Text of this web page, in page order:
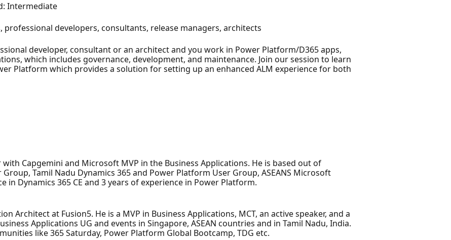
Intermediate
developers, consultants, release managers, architects
developer, consultant or an architect and you work in Power Platform/D365 apps,
which includes governance, development, and maintenance. Join our session to learn
Platform which provides a solution for setting up an enhanced ALM experience for both
Capgemini and Microsoft MVP in the Business Applications. He is based out of
Tamil Nadu Dynamics 365 and Power Platform User Group, ASEANS Microsoft
in Dynamics 365 CE and 3 years of experience in Power Platform.
Architect at Fusion5. He is a MVP in Business Applications, MCT, an active speaker, and a
Applications UG and events in Singapore, ASEAN countries and in Tamil Nadu, India.
like 365 Saturday, Power Platform Global Bootcamp, TDG etc.